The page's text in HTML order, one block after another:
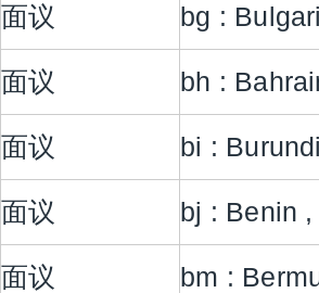
面议 bg :
面议 bh :
面议 bi :
面议 bj : Benin ,
面议 bm :